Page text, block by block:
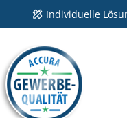
Individuelle